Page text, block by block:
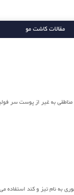
مقالات کاشت مو